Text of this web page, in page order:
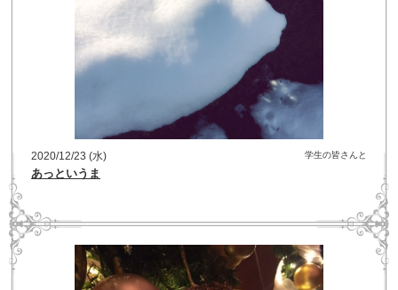
2020/12/23 (水) 学生の皆さんと
あっというま